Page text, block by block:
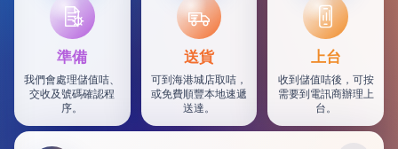
準備
我們會處理儲值咭、
交收及號碼確認程
序。
SF
送貨
可到海港城店取咭，
或免費順豐本地速遞
送達。
上台
收到儲值咭後，可按
需要到電訊商辦理上
台。